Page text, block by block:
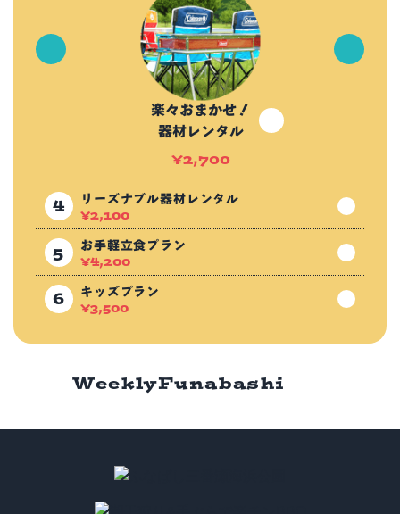
楽々おまかせ！
器材レンタル
¥2,700
リーズナブル器材レンタル
¥2,100
お手軽立食プラン
¥4,200
キッズプラン
¥3,500
WeeklyFunabashi